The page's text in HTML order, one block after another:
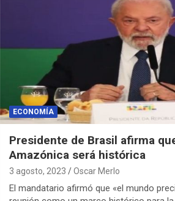
ECONOMÍA
Presidente de Brasil afirma
Amazónica será histórica
3 agosto, 2023 Oscar Merlo
El mandatario afirmó que «el mundo